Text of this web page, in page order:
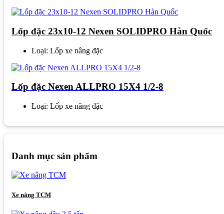
Lốp đặc 23x10-12 Nexen SOLIDPRO Hàn Quốc
Loại: Lốp xe nâng đặc
Lốp đặc Nexen ALLPRO 15X4 1/2-8
Loại: Lốp xe nâng đặc
Danh mục sản phẩm
Xe nâng TCM